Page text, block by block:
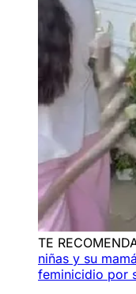
TE
niñas y su
feminicidio por